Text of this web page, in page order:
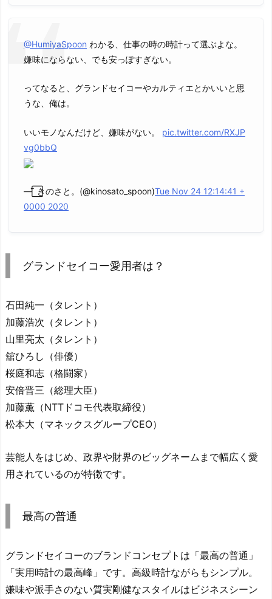
@HumiyaSpoon わかる、仕事の時の時計って選ぶよな。
嫌味にならない、でも安っぽすぎない。
ってなると、グランドセイコーやカルティエとかいいと思
うな、俺は。
いいモノなんだけど、嫌味がない。 pic.twitter.com/RXJP
vg0bbQ
— ⃞̃̈ きのさと。(@kinosato_spoon)Tue Nov 24 12:14:41 +
0000 2020
グランドセイコー愛用者は？
石田純一（タレント）
加藤浩次（タレント）
山里亮太（タレント）
舘ひろし（俳優）
桜庭和志（格闘家）
安倍晋三（総理大臣）
加藤薫（NTTドコモ代表取締役）
松本大（マネックスグループCEO）
芸能人をはじめ、政界や財界のビッグネームまで幅広く愛
用されているのが特徴です。
最高の普通
グランドセイコーのブランドコンセプトは「最高の普通」
「実用時計の最高峰」です。高級時計ながらもシンプル。
嫌味や派手さのない質実剛健なスタイルはビジネスシーン